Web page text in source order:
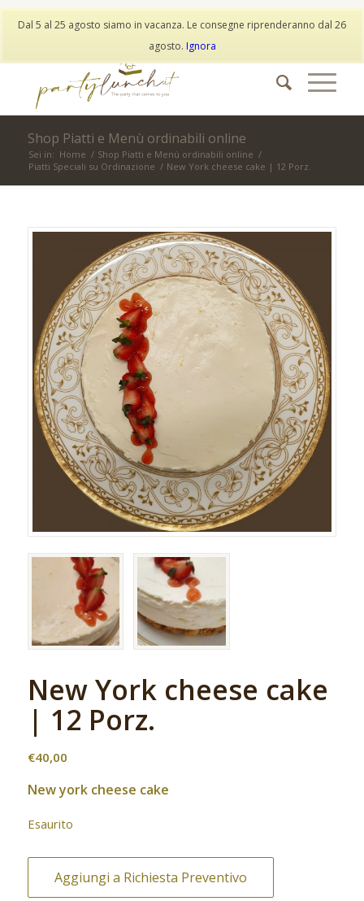
My Account
Wishlist
Shop Piatti e Menù ordinabili online
Sei in: Home / Shop Piatti e Menù ordinabili online /
Piatti Speciali su Ordinazione / New York cheese cake | 12 Porz.
New York cheese cake
| 12 Porz.
€40,00
New york cheese cake
Esaurito
Aggiungi a Richiesta Preventivo
Dal 5 al 25 agosto siamo in vacanza. Le consegne riprenderanno dal 26
agosto. Ignora